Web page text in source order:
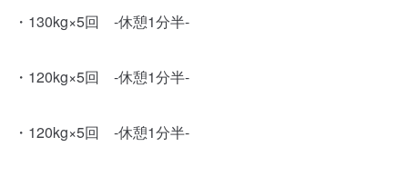
・130kg×5回 -休憩1分半-
・120kg×5回 -休憩1分半-
・120kg×5回 -休憩1分半-